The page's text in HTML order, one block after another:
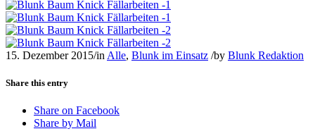
15. Dezember 2015/in Alle, Blunk im Einsatz /by Blunk Redaktion
Share this entry
Share on Facebook
Share by Mail